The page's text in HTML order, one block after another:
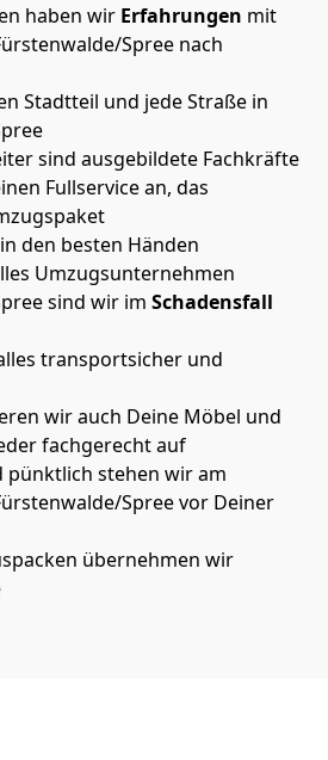
haben wir Erfahrungen mit
Spree nach
Stadtteil und jede Straße in
sind ausgebildete Fachkräfte
Fullservice an, das
den besten Händen
Umzugsunternehmen
sind wir im Schadensfall
transportsicher und
wir auch Deine Möbel und
fachgerecht auf
pünktlich stehen wir am
Spree vor Deiner
übernehmen wir